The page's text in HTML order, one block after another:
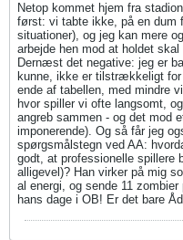
Netop kommet hjem fra
først: vi tabte ikke, på en dum
situationer), og jeg kan mere
arbejde hen mod at holdet skal
Dernæst det negative: jeg er
kunne, ikke er tilstrækkeligt
ende af tabellen, med mindre
hvor spiller vi ofte langsomt,
angreb sammen - og det mod
imponerende). Og så får jeg
spørgsmålstegn ved AA:
godt, at professionelle spillere
alligevel)? Han virker på mig
al energi, og sende 11
hans dage i OB! Er det bare